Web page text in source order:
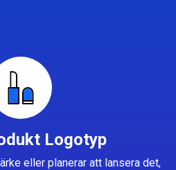
Logotyp
eller planerar att lansera det,